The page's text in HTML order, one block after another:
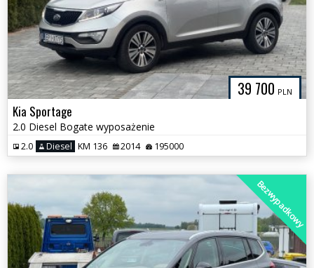
39 700 PLN
Kia Sportage
2.0 Diesel Bogate wyposażenie
2.0 Diesel KM 136 2014 195000
Bezwypadkowy